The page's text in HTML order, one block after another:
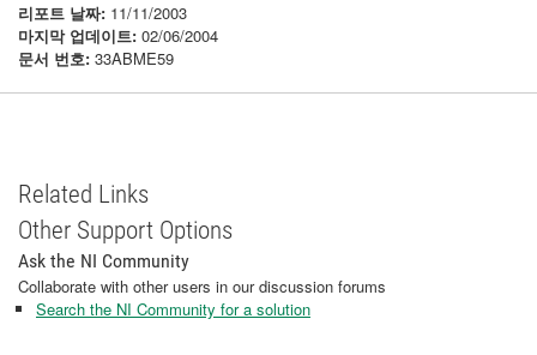
리포트 날짜: 11/11/2003
마지막 업데이트: 02/06/2004
문서 번호: 33ABME59
Related Links
Other Support Options
Ask the NI Community
Collaborate with other users in our discussion forums
Search the NI Community for a solution